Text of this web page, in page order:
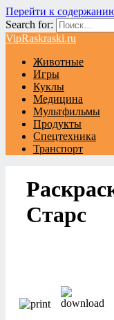
Перейти к
Search for:
VipRaskraski.ru
Животные
Игры
Куклы
Медицина
Мультфильмы
Продукты
Спецтехника
Транспорт
Старс